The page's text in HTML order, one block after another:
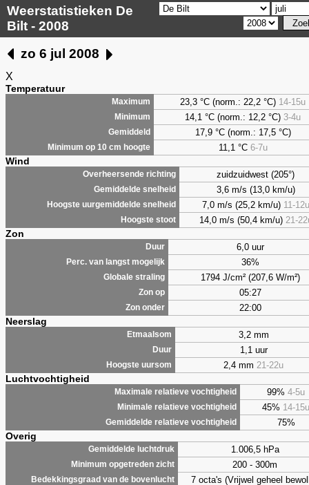
Weerstatistieken De
Bilt - 2008
zo 6 jul 2008
X
Temperatuur
Maximum 23,3 °C (norm.: 22,2 °C) 14-15u
Minimum 14,1 °C (norm.: 12,2 °C) 3-4u
Gemiddeld 17,9 °C (norm.: 17,5 °C)
Minimum op 10 cm hoogte 11,1 °C 6-7u
Wind
Overheersende richting zuidzuidwest (205°)
Gemiddelde snelheid 3,6 m/s (13,0 km/u)
Hoogste uurgemiddelde snelheid 7,0 m/s (25,2 km/u) 11-12u
Hoogste stoot 14,0 m/s (50,4 km/u) 21-
Zon
Duur 6,0 uur
Perc. van langst mogelijk 36%
Globale straling 1794 J/cm² (207,6 W/m²)
Zon op 05:27
Zon onder 22:00
Neerslag
Etmaalsom 3,2 mm
Duur 1,1 uur
Hoogste uursom 2,4 mm 21-22u
Luchtvochtigheid
Maximale relatieve vochtigheid 99% 4-5u
Minimale relatieve vochtigheid 45% 14-15u
Gemiddelde relatieve vochtigheid 75%
Overig
Gemiddelde luchtdruk 1.006,5 hPa
Minimum opgetreden zicht 200 - 300m
Bedekkingsgraad van de bovenlucht 7 octa's (Vrijwel geheel